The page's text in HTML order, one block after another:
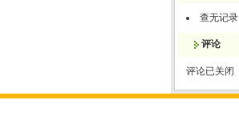
查无记录
评论
评论已关闭